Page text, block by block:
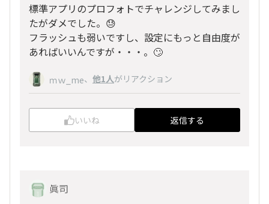
標準アプリのプロフォトでチャレンジしてみまし
たがダメでした。😓
フラッシュも弱いですし、設定にもっと自由度が
あればいいんですが・・・。🙄
ｍｗ_me、 他1人がリアクション
いいね 返信する
眞司